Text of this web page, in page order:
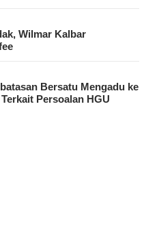
Wilmar Kalbar
Bersatu Mengadu ke
Persoalan HGU